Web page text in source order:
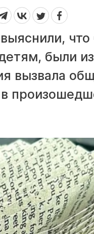
были
вызвала